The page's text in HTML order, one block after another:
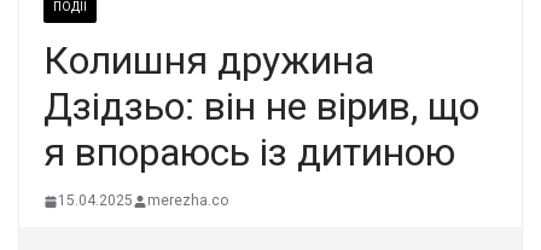
ПОДІЇ
Колишня дружина
Дзідзьо: він не вірив, що
я впораюсь із дитиною
15.04.2025 merezha.co